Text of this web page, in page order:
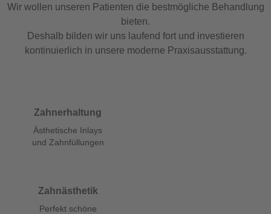
Wir wollen unseren Patienten die bestmögliche Behandlung
bieten.
Deshalb bilden wir uns laufend fort und investieren
kontinuierlich in unsere moderne Praxisausstattung.
Zahnerhaltung
Ästhetische Inlays
und Zahnfüllungen
Zahnästhetik
Perfekt schöne